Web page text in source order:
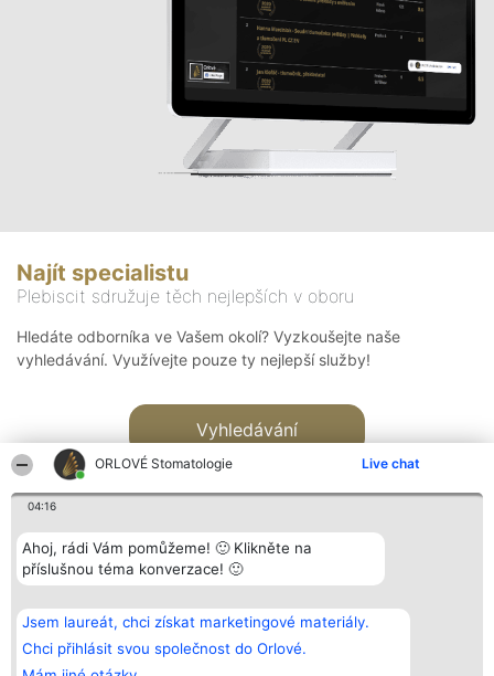
ORLOVÉ Stomatologie Live chat
04:16
Ahoj, rádi Vám pomůžeme! 🙂 Klikněte na
příslušnou téma konverzace! 🙂
Jsem laureát, chci získat marketingové materiály.
Chci přihlásit svou společnost do Orlové.
Najít specialistu
Plebiscit sdružuje těch nejlepších v oboru
Hledáte odborníka ve Vašem okolí? Vyzkoušejte naše
vyhledávání. Využívejte pouze ty nejlepší služby!
Vyhledávání
Bright Side Solutions sp. z o.
o. sp. k.
ul. Ruska 22
Wrocław 50-079
Vítězové
Seznam všech
laureátů
Zásady
Kontakt